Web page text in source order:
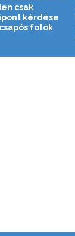
csak
kérdése
fotók